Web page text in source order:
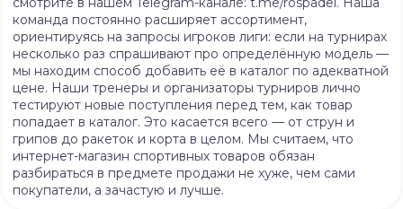
команда постоянно расширяет ассортимент,
ориентируясь на запросы игроков лиги: если на турнирах
несколько раз спрашивают про определённую модель —
мы находим способ добавить её в каталог по адекватной
цене. Наши тренеры и организаторы турниров лично
тестируют новые поступления перед тем, как товар
попадает в каталог. Это касается всего — от струн и
грипов до ракеток и корта в целом. Мы считаем, что
интернет-магазин спортивных товаров обязан
разбираться в предмете продажи не хуже, чем сами
покупатели, а зачастую и лучше.